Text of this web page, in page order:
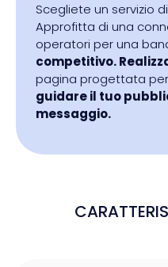
Scegliete un servizio di
Approfitta di una
operatori per una
competitivo.
pagina progettata
guidare il tuo
messaggio.